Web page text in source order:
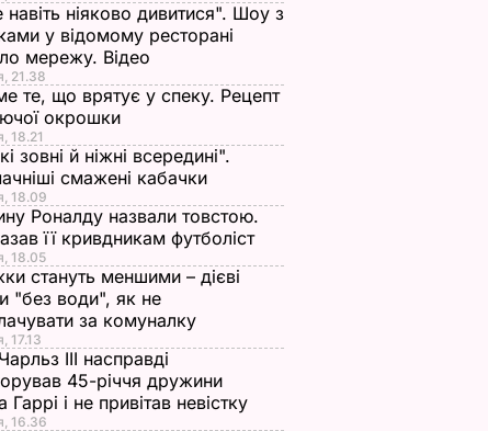
ніяково дивитися". Шоу з
у відомому ресторані
мережу. Відео
21.38
те, що врятує у спеку. Рецепт
окрошки
18.21
зовні й ніжні всередині".
смажені кабачки
18.09
Роналду назвали товстою.
її кривдникам футболіст
18.05
стануть меншими – дієві
"без води", як не
за комуналку
17.13
III насправді
45-річчя дружини
Гаррі і не привітав невістку
16.36